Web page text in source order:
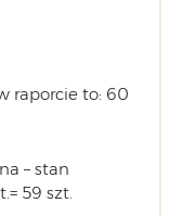
raporcie to: 60
– stan
59 szt.